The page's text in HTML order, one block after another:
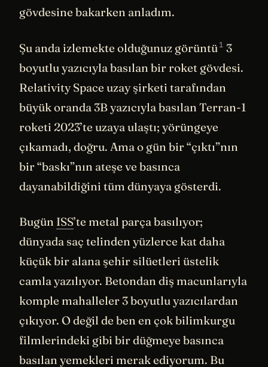
gövdesine bakarken anladım.
Şu anda izlemekte olduğunuz görüntü 1 3
boyutlu yazıcıyla basılan bir roket gövdesi.
Relativity Space uzay şirketi tarafından
büyük oranda 3B yazıcıyla basılan Terran-1
roketi 2023’te uzaya ulaştı; yörüngeye
çıkamadı, doğru. Ama o gün bir “çıktı”nın
bir “baskı”nın ateşe ve basınca
dayanabildiğini tüm dünyaya gösterdi.
Bugün ISS’te metal parça basılıyor;
dünyada saç telinden yüzlerce kat daha
küçük bir alana şehir silüetleri üstelik
camla yazılıyor. Betondan diş macunlarıyla
komple mahalleler 3 boyutlu yazıcılardan
çıkıyor. O değil de ben en çok bilimkurgu
filmlerindeki gibi bir düğmeye basınca
basılan yemekleri merak ediyorum. Bu